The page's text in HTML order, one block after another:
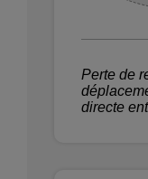
Perte de
directe